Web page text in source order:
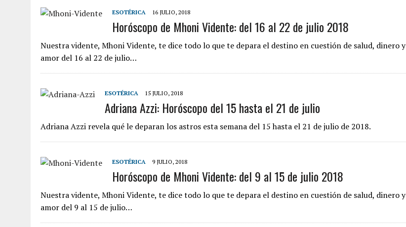
ESOTÉRICA 16 JULIO, 2018
Horóscopo de Mhoni Vidente: del 16 al 22 de julio 2018
Nuestra vidente, Mhoni Vidente, te dice todo lo que te depara el destino en cuestión de salud, dinero y
amor del 16 al 22 de julio…
ESOTÉRICA 15 JULIO, 2018
Adriana Azzi: Horóscopo del 15 hasta el 21 de julio
Adriana Azzi revela qué le deparan los astros esta semana del 15 hasta el 21 de julio de 2018.
ESOTÉRICA 9 JULIO, 2018
Horóscopo de Mhoni Vidente: del 9 al 15 de julio 2018
Nuestra vidente, Mhoni Vidente, te dice todo lo que te depara el destino en cuestión de salud, dinero y
amor del 9 al 15 de julio…